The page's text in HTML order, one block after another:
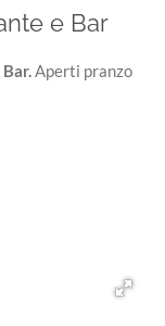
e Bar
Aperti pranzo